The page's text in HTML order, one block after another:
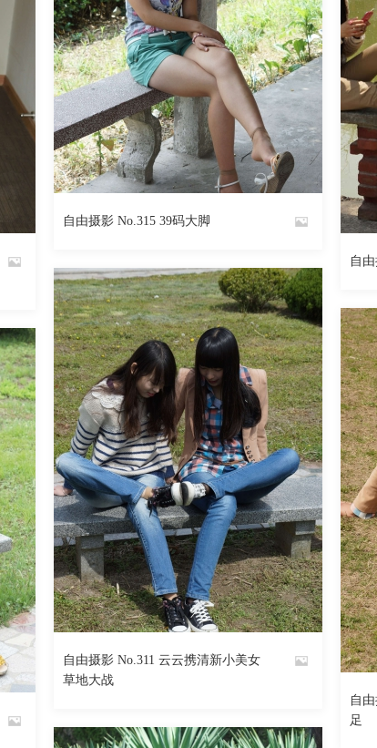
回复
499 阅读 0 回复
魅丝社
497 阅读 0 回复
自由摄影 No.315 39码大脚
By
自由摄影 No.311 云云携清新小美女
草地大战
魅
自
By
自
足